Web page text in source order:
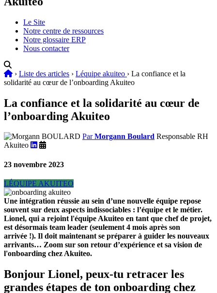
Le Site
Notre centre de ressources
Notre glossaire ERP
Nous contacter
› Liste des articles › Léquipe akuiteo › La confiance et la
solidarité au cœur de l’onboarding Akuiteo
La confiance et la solidarité au cœur de
l’onboarding Akuiteo
ParMorgann Boulard Responsable RH
Akuiteo
23 novembre 2023
LÉQUIPE AKUITEO
Une intégration réussie au sein d’une nouvelle équipe repose
souvent sur deux aspects indissociables : l’équipe et le métier.
Lionel, qui a rejoint l'équipe Akuiteo en tant que chef de projet,
est désormais team leader (seulement 4 mois après son
arrivée !). Il doit maintenant se préparer à guider les nouveaux
arrivants… Zoom sur son retour d’expérience et sa vision de
l'onboarding chez Akuiteo.
Bonjour Lionel, peux-tu retracer les
grandes étapes de ton onboarding chez